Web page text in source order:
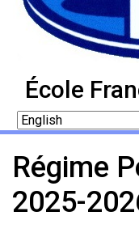
École
Régime
2025-